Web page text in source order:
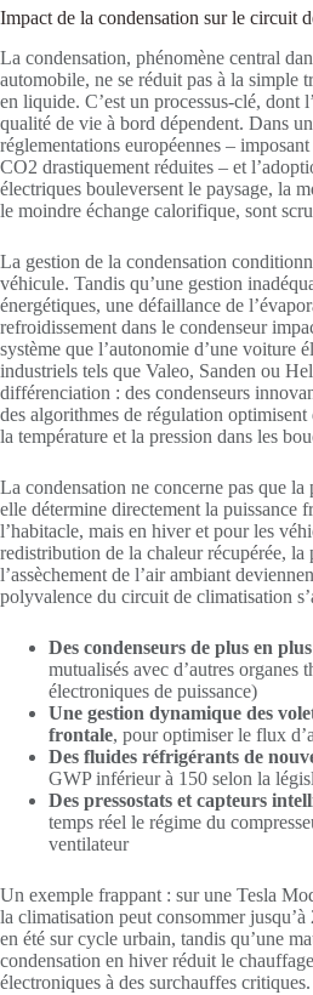
Impact de la condensation sur le circuit
La condensation, phénomène central
automobile, ne se réduit pas à la simple
en liquide. C’est un processus-clé, dont
qualité de vie à bord dépendent. Dans
réglementations européennes –
CO2 drastiquement réduites – et
électriques bouleversent le paysage, la
le moindre échange calorifique, sont
La gestion de la condensation
véhicule. Tandis qu’une gestion
énergétiques, une défaillance de
refroidissement dans le condenseur
système que l’autonomie d’une voiture
industriels tels que Valeo, Sanden ou
différenciation : des condenseurs
des algorithmes de régulation optimisent
la température et la pression dans les
La condensation ne concerne pas que
elle détermine directement la puissance
l’habitacle, mais en hiver et pour les
redistribution de la chaleur récupérée,
l’assèchement de l’air ambiant
polyvalence du circuit de climatisation
Des condenseurs de plus en
mutualisés avec d’autres organes
électroniques de puissance)
Une gestion dynamique des
frontale, pour optimiser le flux
Des fluides réfrigérants de
GWP inférieur à 150 selon la
Des pressostats et capteurs
temps réel le régime du
ventilateur
Un exemple frappant : sur une Tesla
la climatisation peut consommer
en été sur cycle urbain, tandis qu’une
condensation en hiver réduit le
électroniques à des surchauffes critiques.